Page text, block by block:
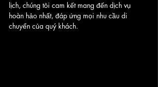
lịch, chúng tôi cam kết mang đến dịch vụ
hoàn hảo nhất, đáp ứng mọi nhu cầu di
chuyển của quý khách.